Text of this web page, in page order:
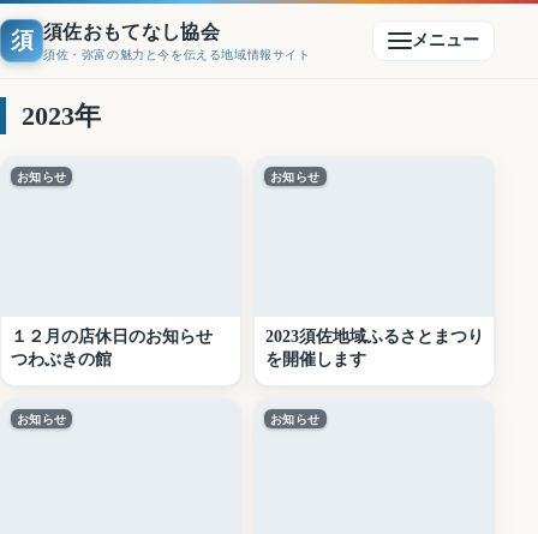
須 須佐おもてなし協会
須佐・弥富の魅力と今を伝える地域情報サイト
メニュー
2023年
お知らせ
１２月の店休日のお知らせ
つわぶきの館
お知らせ
2023須佐地域ふるさとまつり
を開催します
お知らせ お知らせ